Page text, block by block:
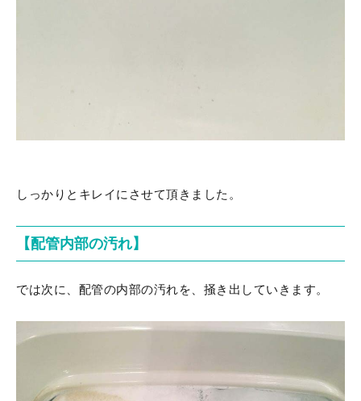
しっかりとキレイにさせて頂きました。
【配管内部の汚れ】
では次に、配管の内部の汚れを、掻き出していきます。